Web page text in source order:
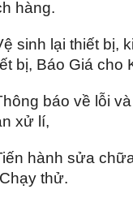
hàng.
sinh lại thiết bị,
bị, Báo Giá cho
báo về lỗi
xử lí,
hành sửa
thử.